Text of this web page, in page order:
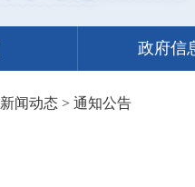
政府信
新闻动态> 通知公告